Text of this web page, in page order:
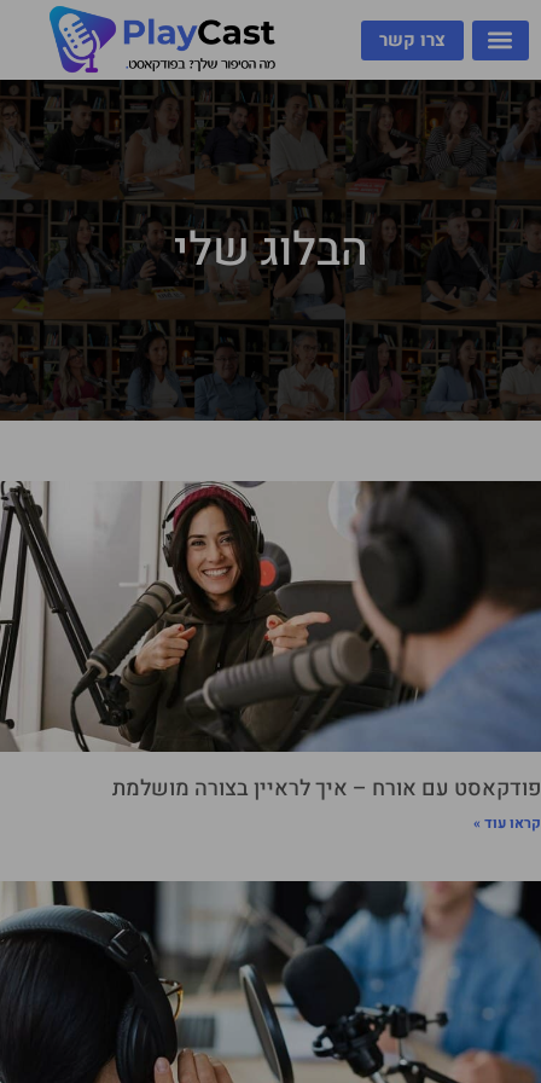
צרו קשר
הבלוג שלי
פודקאסט עם אורח – איך לראיין בצורה מושלמת
קראו עוד »